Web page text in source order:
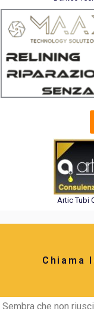
Artic Tubi
Chiama
Sembra che non